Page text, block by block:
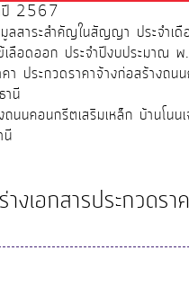
ำปี 2567
มูลสาระสำคัญในสัญญา ประจำ
ข้เลือดออก ประจำปีงบประมา
า ประกวดราคาจ้างก่อสร้าง
านี
ถนนคอนกรีตเสริมเหล็ก บ้านโ
นี
เอกสารประกวดร